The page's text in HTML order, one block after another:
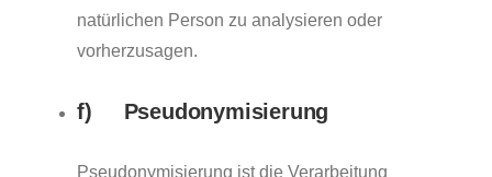
natürlichen Person zu analysieren oder
vorherzusagen.
f) Pseudonymisierung
Pseudonymisierung ist die Verarbeitung